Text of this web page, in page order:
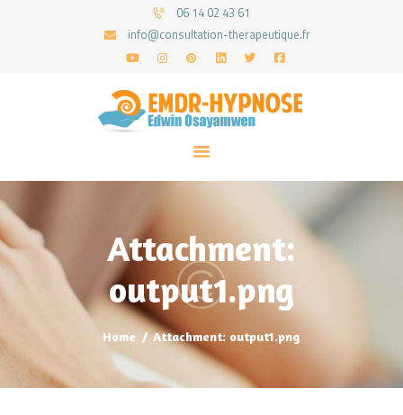
06 14 02 43 61
info@consultation-therapeutique.fr
Attachment:
output1.png
Home Attachment: output1.png
ACCUEIL
MON APPROCHE
ARTICLES
CONSULTATIONS
PRENEZ UN RDV